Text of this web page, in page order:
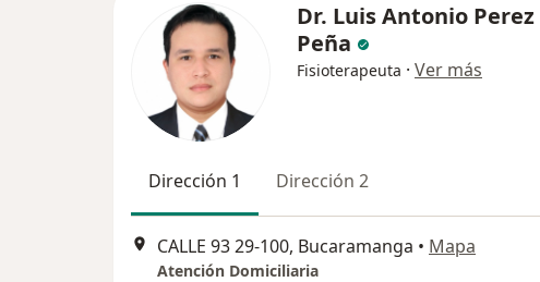
Dr. Luis Antonio Perez
Peña
Fisioterapeuta · Ver más
Dirección 1 Dirección 2
CALLE 93 29-100, Bucaramanga • Mapa
Atención Domiciliaria